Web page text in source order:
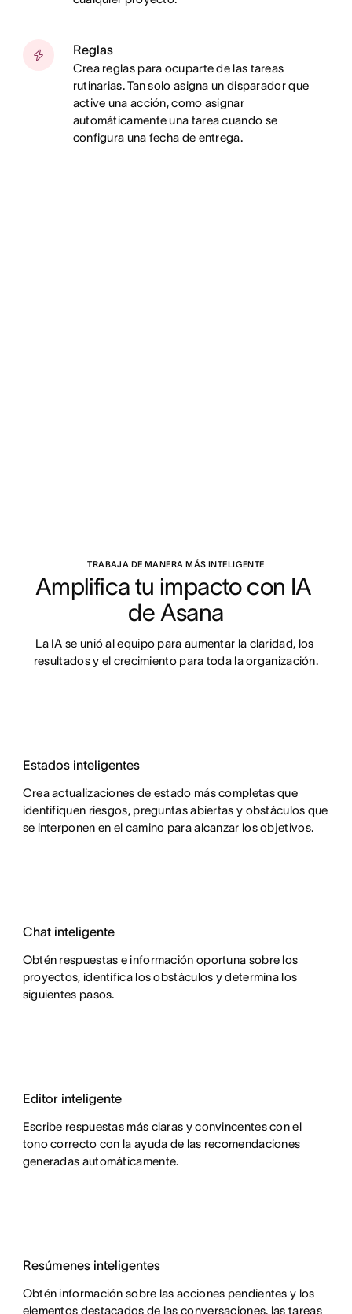
Reglas
Crea reglas para ocuparte de las tareas
rutinarias. Tan solo asigna un disparador que
active una acción, como asignar
automáticamente una tarea cuando se
configura una fecha de entrega.
TRABAJA DE MANERA MÁS INTELIGENTE
Amplifica tu impacto con IA
de Asana
La IA se unió al equipo para aumentar la claridad, los
resultados y el crecimiento para toda la organización.
Estados inteligentes
Crea actualizaciones de estado más completas que
identifiquen riesgos, preguntas abiertas y obstáculos que
se interponen en el camino para alcanzar los objetivos.
Chat inteligente
Obtén respuestas e información oportuna sobre los
proyectos, identifica los obstáculos y determina los
siguientes pasos.
Editor inteligente
Escribe respuestas más claras y convincentes con el
tono correcto con la ayuda de las recomendaciones
generadas automáticamente.
Resúmenes inteligentes
Obtén información sobre las acciones pendientes y los
elementos destacados de las conversaciones, las tareas